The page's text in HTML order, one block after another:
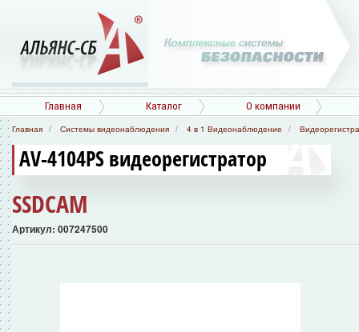
Главная Каталог О компании
Главная Системы видеонаблюдения 4 в 1 Видеонаблюдение
AV-4104PS видеорегистратор
SSDCAM
Артикул: 007247500